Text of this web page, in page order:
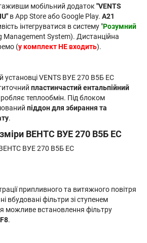
мобільний додаток"VENTS
в App Store або Google Play. A21
інтегруватися в систему "Розумний
Management System). Дистанційна
(у комплект НЕ входить).
установці VENTS ВУЕ 270 В5Б ЕС
пластинчастий ентальпійний
теплообмін. Під блоком
піддон для збирання та
.
ВЕНТС ВУЕ 270 В5Б EC
припливного та витяжного повітря
вбудовані фільтри зі ступенем
можливе встановлення фільтру
F8.